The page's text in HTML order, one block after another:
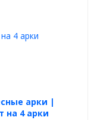
арки |
на 4 арки